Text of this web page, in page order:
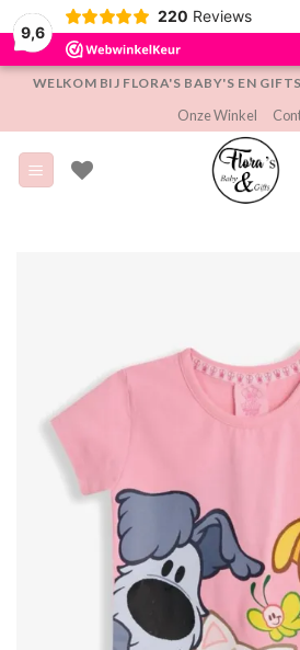
9,6
220 Reviews
inhoud
WELKOM BIJ FLORA'S BABY'S EN
Onze Winkel